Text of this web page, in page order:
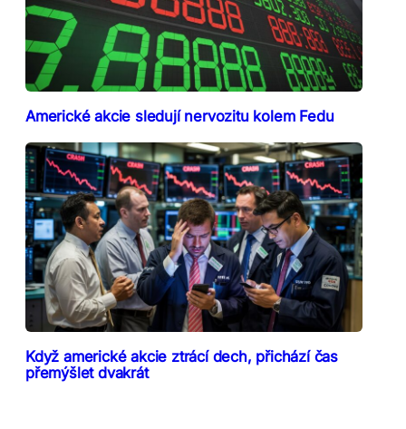
Americké akcie sledují nervozitu kolem Fedu
Když americké akcie ztrácí dech, přichází čas
přemýšlet dvakrát